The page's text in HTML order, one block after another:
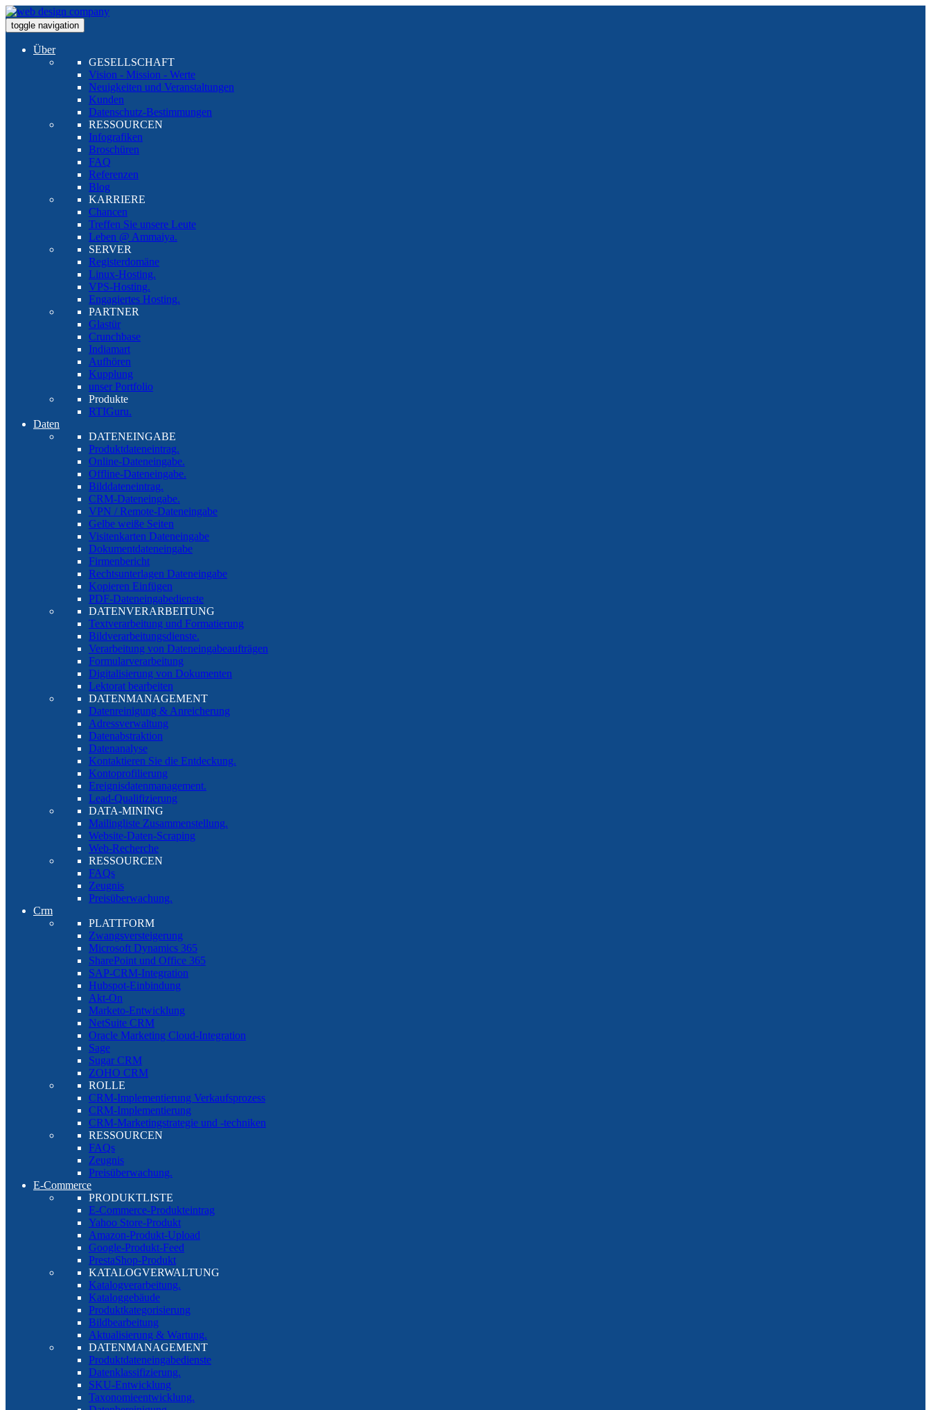
toggle navigation
Über
GESELLSCHAFT
Vision - Mission - Werte
Neuigkeiten und Veranstaltungen
Kunden
Datenschutz-Bestimmungen
RESSOURCEN
Infografiken
Broschüren
FAQ
Referenzen
Blog
KARRIERE
Chancen
Treffen Sie unsere Leute
Leben @ Ammaiya.
SERVER
Registerdomäne
Linux-Hosting.
VPS-Hosting.
Engagiertes Hosting.
PARTNER
Glastür
Crunchbase
Indiamart
Aufhören
Kupplung
unser Portfolio
Produkte
RTIGuru.
Daten
DATENEINGABE
Produktdateneintrag.
Online-Dateneingabe.
Offline-Dateneingabe.
Bilddateneintrag.
CRM-Dateneingabe.
VPN / Remote-Dateneingabe
Gelbe weiße Seiten
Visitenkarten Dateneingabe
Dokumentdateneingabe
Firmenbericht
Rechtsunterlagen Dateneingabe
Kopieren Einfügen
PDF-Dateneingabedienste
DATENVERARBEITUNG
Textverarbeitung und Formatierung
Bildverarbeitungsdienste.
Verarbeitung von Dateneingabeaufträgen
Formularverarbeitung
Digitalisierung von Dokumenten
Lektorat bearbeiten
DATENMANAGEMENT
Datenreinigung & Anreicherung
Adressverwaltung
Datenabstraktion
Datenanalyse
Kontaktieren Sie die Entdeckung.
Kontoprofilierung
Ereignisdatenmanagement.
Lead-Qualifizierung
DATA-MINING
Mailingliste Zusammenstellung.
Website-Daten-Scraping
Web-Recherche
RESSOURCEN
FAQs
Zeugnis
Preisüberwachung.
Crm
PLATTFORM
Zwangsversteigerung
Microsoft Dynamics 365
SharePoint und Office 365
SAP-CRM-Integration
Hubspot-Einbindung
Akt-On
Marketo-Entwicklung
NetSuite CRM
Oracle Marketing Cloud-Integration
Sage
Sugar CRM
ZOHO CRM
ROLLE
CRM-Implementierung Verkaufsprozess
CRM-Implementierung
CRM-Marketingstrategie und -techniken
RESSOURCEN
FAQs
Zeugnis
Preisüberwachung.
E-Commerce
PRODUKTLISTE
E-Commerce-Produkteintrag
Yahoo Store-Produkt
Amazon-Produkt-Upload
Google-Produkt-Feed
PrestaShop-Produkt
KATALOGVERWALTUNG
Katalogverarbeitung.
Kataloggebäude
Produktkategorisierung
Bildbearbeitung
Aktualisierung & Wartung.
DATENMANAGEMENT
Produktdateneingabedienste
Datenklassifizierung.
SKU-Entwicklung
Taxonomieentwicklung.